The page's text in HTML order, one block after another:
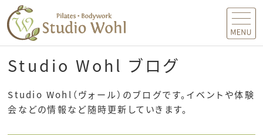
MENU
Studio Wohl ブログ
Studio Wohl（ヴォール）のブログです。イベントや体験
会などの情報など随時更新していきます。